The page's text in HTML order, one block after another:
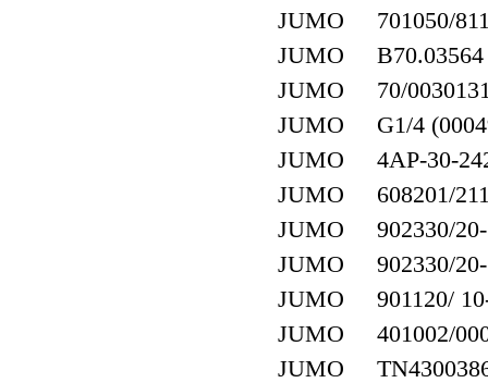
JUMO 701050/
JUMO B70.03564
JUMO 70/
JUMO G1/4
JUMO 4AP-30-242/
JUMO 608201/
JUMO 902330/20-
JUMO 902330/20-
JUMO 901120/ 10-
JUMO 401002/
JUMO